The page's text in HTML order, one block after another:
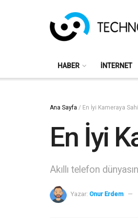
HABER İNTERNET
Ana Sayfa / En İyi Kameraya
En İyi
Akıllı telefon
Yazar: Onur Erdem